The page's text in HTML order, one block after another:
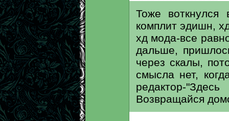
Тоже
комплит эдишн,
хд мода-все
дальше,
через скалы,
смысла нет,
редактор-
Возвращайся